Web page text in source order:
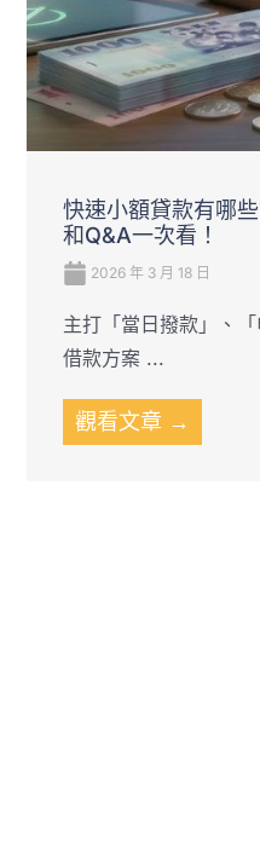
快速小額貸款有哪
和Q&A一次看！
2026 年 3 月 18 日
主打「當日撥款」、
借款方案 ...
觀看文章 →